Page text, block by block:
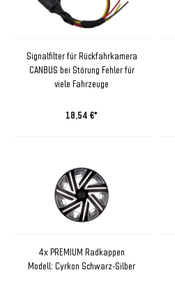
Signalfilter für Rückfahrkamera
CANBUS bei Störung Fehler für
viele Fahrzeuge
18,54 €*
4x PREMIUM Radkappen
Modell: Cyrkon Schwarz-Silber